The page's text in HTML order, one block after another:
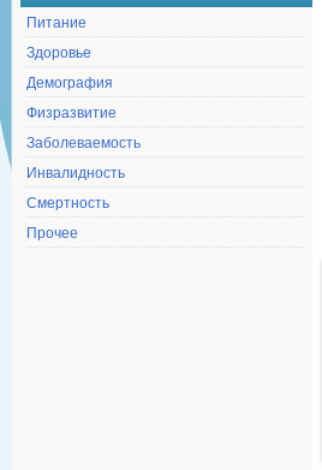
Питание
Здоровье
Демография
Физразвитие
Заболеваемость
Инвалидность
Смертность
Прочее